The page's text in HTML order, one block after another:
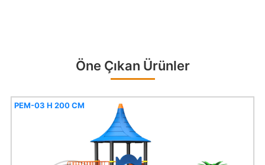
Öne Çıkan Ürünler
PEM-03 H 200 CM